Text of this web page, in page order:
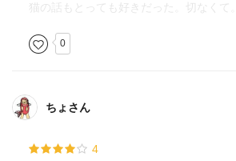
猫の話もとっても好きだった。切なくて。
0
ちょさん
4